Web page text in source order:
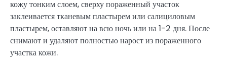
кожу тонким слоем, сверху пораженный участок
заклеивается тканевым пластырем или салициловым
пластырем, оставляют на всю ночь или на 1-2 дня. После
снимают и удаляют полностью нарост из пораженного
участка кожи.